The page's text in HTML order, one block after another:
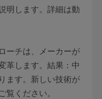
明します。詳細は動
ーチは、メーカーが
革します。結果：中
ます。新しい技術が
覧ください。